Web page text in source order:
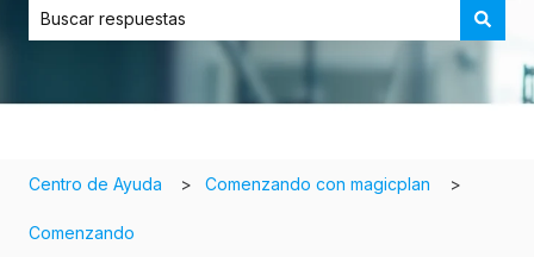
No hay sugerencias porque el campo de búsqueda está
Centro de Ayuda Comenzando con magicplan
Comenzando